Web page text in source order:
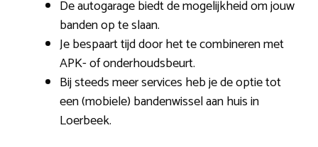
De autogarage biedt de mogelijkheid om jouw
banden op te slaan.
Je bespaart tijd door het te combineren met
APK- of onderhoudsbeurt.
Bij steeds meer services heb je de optie tot
een (mobiele) bandenwissel aan huis in
Loerbeek.